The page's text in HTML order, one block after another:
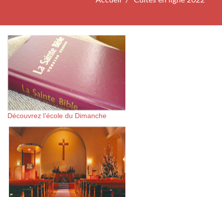
Découvrez l’école du Dimanche